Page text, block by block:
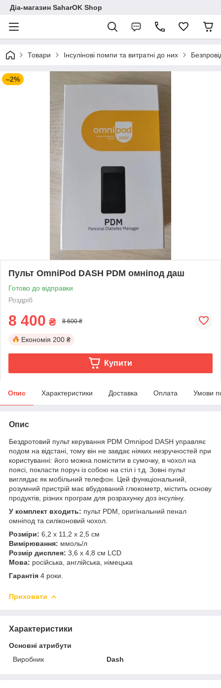
Діа-магазин SaharOK Shop
Товари Інсулінові помпи та витратні до них
–2%
Пульт OmniPod DASH PDM омніпод даш
Готово до відправки
Роздріб
8 400 ₴ 8 600 ₴
Економія 200 ₴
Купити
Опис Характеристики Доставка Оплата Умови
Опис
Бездротовий пульт керування PDM Omnipod DASH управляє
подом на відстані, тому він не завдає ніяких незручностей при
користуванні: його можна помістити в сумочку, в чохол на
поясі, покласти поруч із собою на стіл і т.д. Зовні пульт
виглядає як мобільний телефон. Цей функціональний,
розумний пристрій має вбудований глюкометр, містить основу
продуктів, різних програм для розрахунку доз інсуліну.
У комплект входить: пульт PDM, оригінальний пенал
омніпод та силіконовий чохол.
Розміри: 6,2 x 11,2 x 2,5 см
Вимірювання: ммоль/л
Розмір дисплея: 3,6 x 4,8 см LCD
Мова: російська, англійська, німецька
Гарантія 4 роки.
Приховати
Характеристики
Основні атрибути
Виробник
Dash